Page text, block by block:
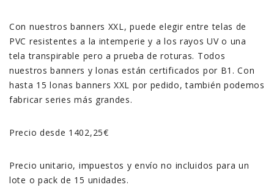
Con nuestros banners XXL, puede elegir entre telas de
PVC resistentes a la intemperie y a los rayos UV o una
tela transpirable pero a prueba de roturas. Todos
nuestros banners y lonas están certificados por B1. Con
hasta 15 lonas banners XXL por pedido, también podemos
fabricar series más grandes.
Precio desde 1402,25€
Precio unitario, impuestos y envío no incluidos para un
lote o pack de 15 unidades.